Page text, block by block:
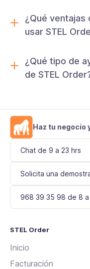
¿Qué ventajas
usar STEL
¿Qué tipo de
de STEL
Haz tu negocio
Chat de 9 a 23 hrs
Solicita una
968 39 35 98 de 8 a
STEL Order
Inicio
Facturación